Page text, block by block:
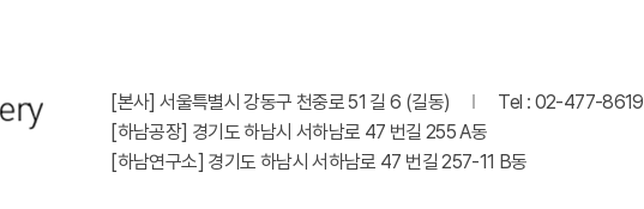
[본사] 서울특별시 강동구 천중로 51 길 6 (길동) Tel : 02-477-8619
[하남공장] 경기도 하남시 서하남로 47 번길 255 A동
[하남연구소] 경기도 하남시 서하남로 47 번길 257-11 B동